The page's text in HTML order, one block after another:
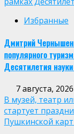
Избранные
Дмитрий
популярного
Десятилетия
7 августа, 2026
В музей, театр
стартует
Пушкинской